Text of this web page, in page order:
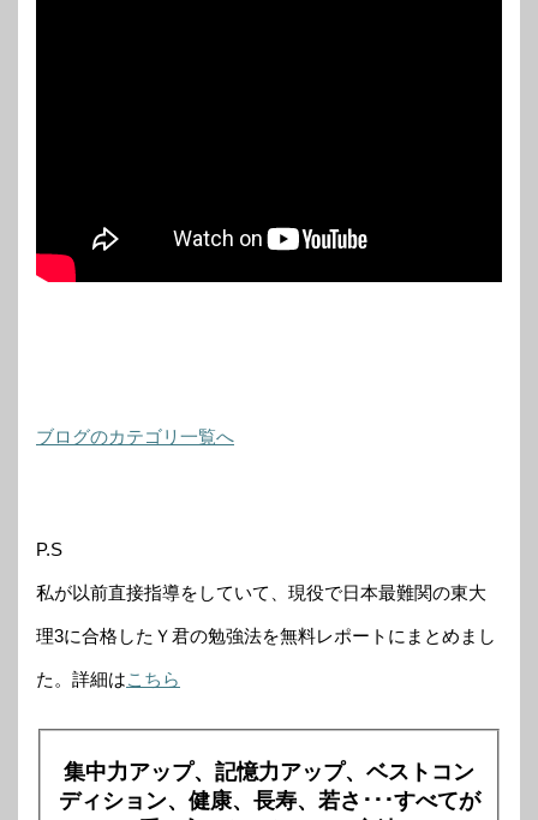
ブログのカテゴリ一覧へ
P.S
私が以前直接指導をしていて、現役で日本最難関の東大
理3に合格したＹ君の勉強法を無料レポートにまとめまし
た。詳細はこちら
集中力アップ、記憶力アップ、ベストコン
ディション、健康、長寿、若さ･･･すべてが